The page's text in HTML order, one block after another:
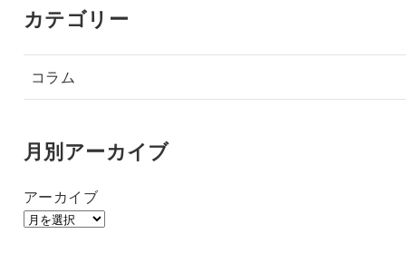
カテゴリー
コラム
月別アーカイブ
アーカイブ